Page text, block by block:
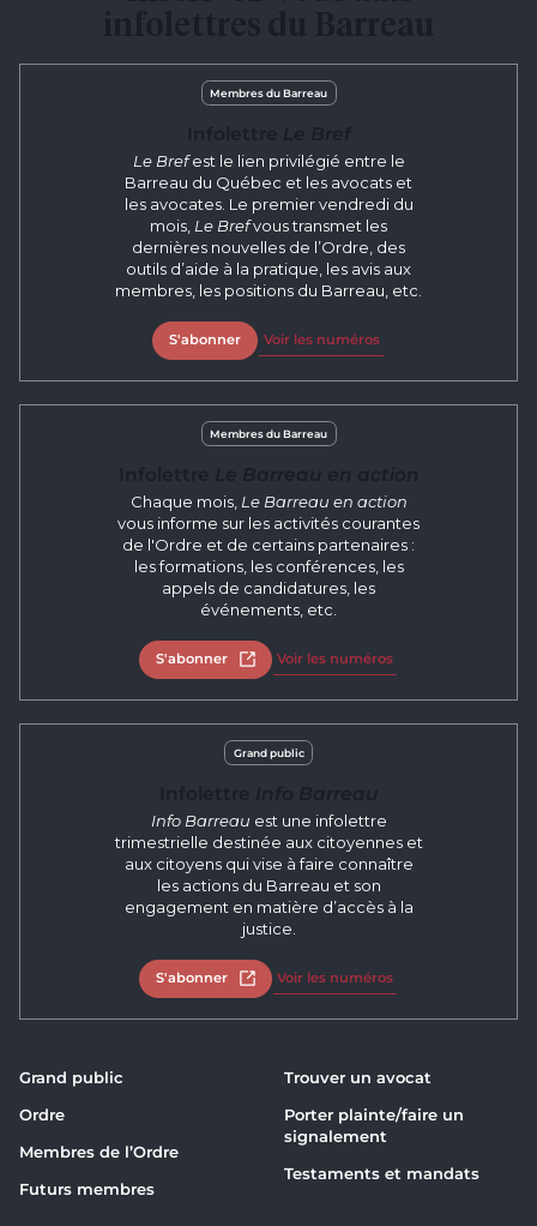
Membres du Barreau
Le Brefest le lien privilégié entre le
Barreau du Québec et les avocats et
les avocates. Le premier vendredi du
mois, Le Brefvous transmet les
dernières nouvelles de l’Ordre, des
outils d’aide à la pratique, les avis aux
membres, les positions du Barreau, etc.
S'abonner Voir les numéros
Membres du Barreau
Chaque mois, Le Barreau en action
vous informe sur les activités courantes
de l'Ordre et de certains partenaires :
les formations, les conférences, les
appels de candidatures, les
événements, etc.
S'abonner Ouvrir dans un nouvel onglet
Voir les numéros
Grand public
Info Barreau est une infolettre
trimestrielle destinée aux citoyennes et
aux citoyens qui vise à faire connaître
les actions du Barreau et son
engagement en matière d’accès à la
justice.
S'abonner Ouvrir dans un nouvel onglet
Voir les numéros
Grand public
Ordre
Membres de l’Ordre
Futurs membres
Trouver un avocat
Porter plainte/faire un
signalement
Testaments et mandats